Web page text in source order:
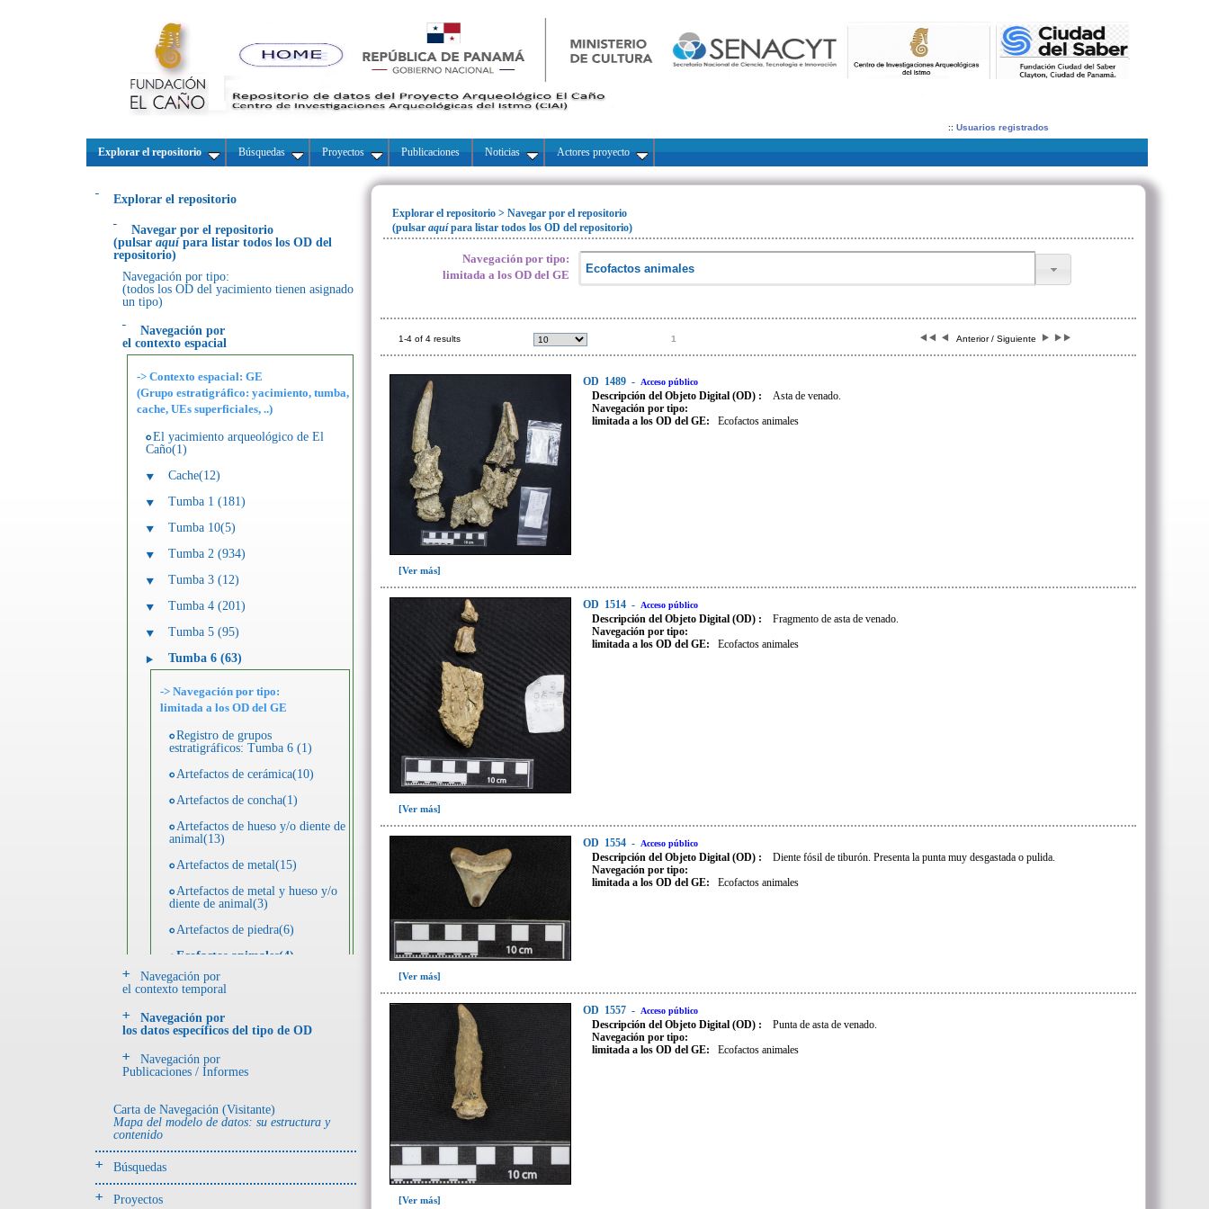
:: Usuarios registrados
Explorar el repositorio Búsquedas Proyectos Publicaciones Noticias Actores proyecto
Explorar el repositorio
Navegar por el repositorio
(pulsar aquí para listar todos los OD del
repositorio)
Navegación por tipo:
(todos los OD del yacimiento tienen asignado
un tipo)
Navegación por
el contexto espacial
-> Contexto espacial: GE
(Grupo estratigráfico: yacimiento, tumba,
cache, UEs superficiales, ..)
El yacimiento arqueológico de El
Caño(1)
Cache(12)
Tumba 1 (181)
Tumba 10(5)
Tumba 2 (934)
Tumba 3 (12)
Tumba 4 (201)
Tumba 5 (95)
Tumba 6 (63)
-> Navegación por tipo:
limitada a los OD del GE
Registro de grupos
estratigráficos: Tumba 6 (1)
Artefactos de cerámica(10)
Artefactos de concha(1)
Artefactos de hueso y/o diente de
animal(13)
Artefactos de metal(15)
Artefactos de metal y hueso y/o
diente de animal(3)
Artefactos de piedra(6)
Ecofactos animales(4)
Registro de restos óseos humanos
(individuos)(3)
Registro de unidades
estratigráficas(7)
- UE# y tipo de UE
Objetos clasificados según
los tipos de UE del GE
Navegación por
el contexto temporal
Navegación por
los datos específicos del tipo de OD
Navegación por
Publicaciones / Informes
Carta de Navegación (Visitante)
Mapa del modelo de datos: su estructura y
contenido
Búsquedas
Proyectos
Explorar el repositorio > Navegar por el repositorio
(pulsar aquípara listar todos los OD del repositorio)
Navegación por tipo:
limitada a los OD del GE
1-4 of 4 results 1 Anterior / Siguiente
OD 1489 - Acceso público
Descripción del Objeto Digital (OD) :
Asta de venado.
Navegación por tipo:
limitada a los OD del GE:
Ecofactos animales
[Ver más]
OD 1514 - Acceso público
Descripción del Objeto Digital (OD) :
Fragmento de asta de venado.
Navegación por tipo:
limitada a los OD del GE:
Ecofactos animales
[Ver más]
OD 1554 - Acceso público
Descripción del Objeto Digital (OD) :
Diente fósil de tiburón. Presenta la punta muy desgastada o pulida.
Navegación por tipo:
limitada a los OD del GE:
Ecofactos animales
[Ver más]
OD 1557 - Acceso público
Descripción del Objeto Digital (OD) :
Punta de asta de venado.
Navegación por tipo:
limitada a los OD del GE:
Ecofactos animales
[Ver más]